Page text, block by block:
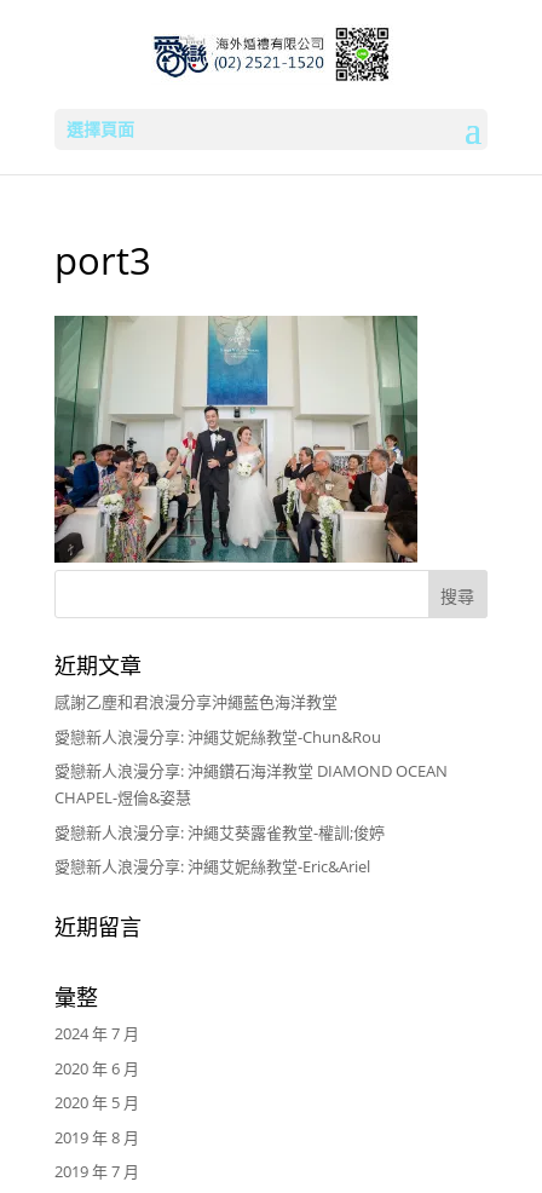
選擇頁面
port3
近期文章
感謝乙塵和君浪漫分享沖繩藍色海洋教堂
愛戀新人浪漫分享: 沖繩艾妮絲教堂-Chun&Rou
愛戀新人浪漫分享: 沖繩鑽石海洋教堂 DIAMOND OCEAN
CHAPEL-煜倫&姿慧
愛戀新人浪漫分享: 沖繩艾葵露雀教堂-權訓;俊婷
愛戀新人浪漫分享: 沖繩艾妮絲教堂-Eric&Ariel
近期留言
彙整
2024 年 7 月
2020 年 6 月
2020 年 5 月
2019 年 8 月
2019 年 7 月